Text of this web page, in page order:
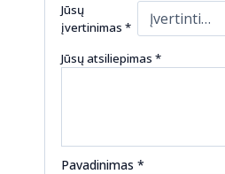
Jūsų
įvertinimas*
Jūsų atsiliepimas*
Pavadinimas*